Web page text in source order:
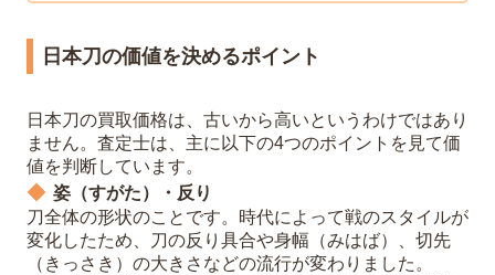
日本刀の価値を決めるポイント
日本刀の買取価格は、古いから高いというわけではあり
ません。査定士は、主に以下の4つのポイントを見て価
値を判断しています。
姿（すがた）・反り
刀全体の形状のことです。時代によって戦のスタイルが
変化したため、刀の反り具合や身幅（みはば）、切先
（きっさき）の大きさなどの流行が変わりました。